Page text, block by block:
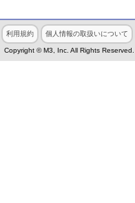
利用規約 個人情報の取扱いについて
Copyright © M3, Inc. All Rights Reserved.